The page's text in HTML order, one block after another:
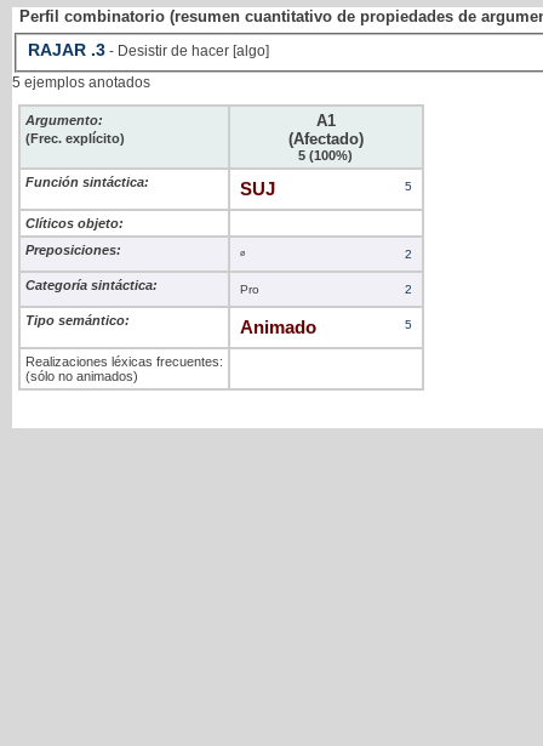
Perfil combinatorio (resumen cuantitativo de propiedades de
RAJAR .3 - Desistir de hacer [algo]
5 ejemplos anotados
Argumento:
(Frec. explícito)
A1
(Afectado)
5 (100%)
Función sintáctica:
SUJ 5
Clíticos objeto:
Preposiciones:
ø 2
Categoría sintáctica: Pro 2
Tipo semántico: Animado 5
Realizaciones léxicas frecuentes:
(sólo no animados)